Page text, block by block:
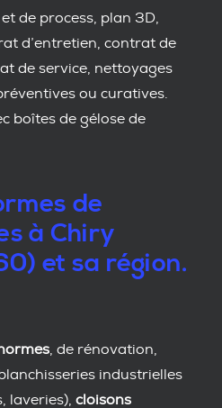
de process, plan 3D,
d’entretien, contrat de
de service, nettoyages
ou curatives.
boîtes de gélose de
de
à Chiry
et sa région.
, de rénovation,
industrielles
laveries), cloisons